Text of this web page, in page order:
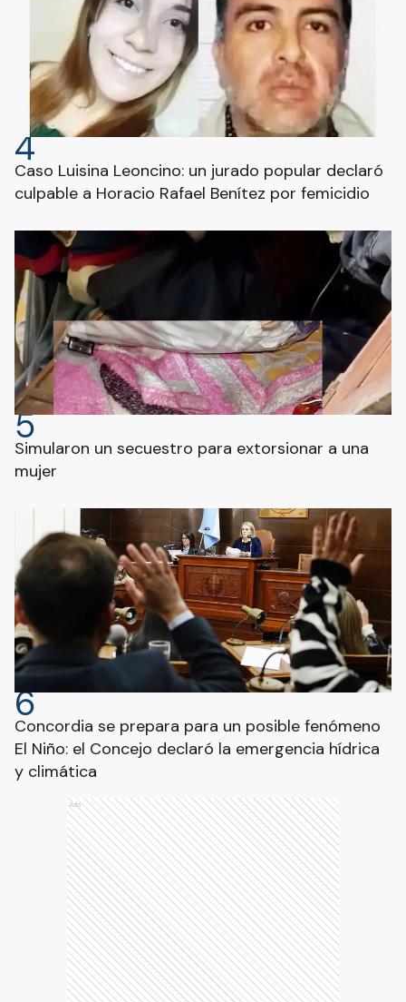
4
Caso Luisina Leoncino: un jurado popular declaró
culpable a Horacio Rafael Benítez por femicidio
5
Simularon un secuestro para extorsionar a una
mujer
6
Concordia se prepara para un posible fenómeno
El Niño: el Concejo declaró la emergencia hídrica
y climática
Ads